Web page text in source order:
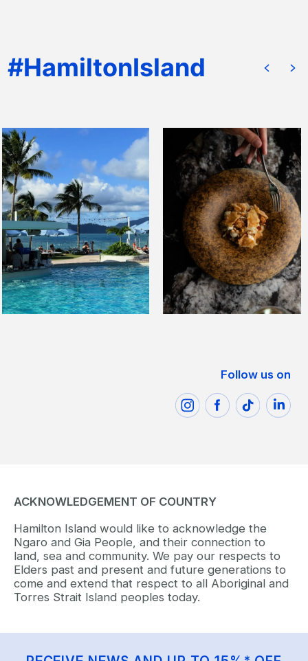
Follow us on
ACKNOWLEDGEMENT OF COUNTRY
Hamilton Island would like to acknowledge the
Ngaro and Gia People, and their connection to
land, sea and community. We pay our respects to
Elders past and present and future generations to
come and extend that respect to all Aboriginal and
Torres Strait Island peoples today.